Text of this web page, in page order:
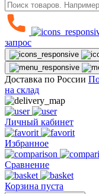
запрос
Доставка по России
на склад
Личный кабинет
Избранное
Сравнение
Корзина пуста